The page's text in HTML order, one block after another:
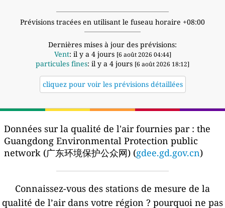
Prévisions tracées en utilisant le fuseau horaire +08:00
Dernières mises à jour des prévisions:
Vent: il y a 4 jours [6 août 2026 04:44]
particules fines: il y a 4 jours [6 août 2026 18:12]
cliquez pour voir les prévisions détaillées
Données sur la qualité de l'air fournies par : the
Guangdong Environmental Protection public
network (广东环境保护公众网) (gdee.gd.gov.cn)
Connaissez-vous des stations de mesure de la
qualité de l’air dans votre région ? pourquoi ne pas